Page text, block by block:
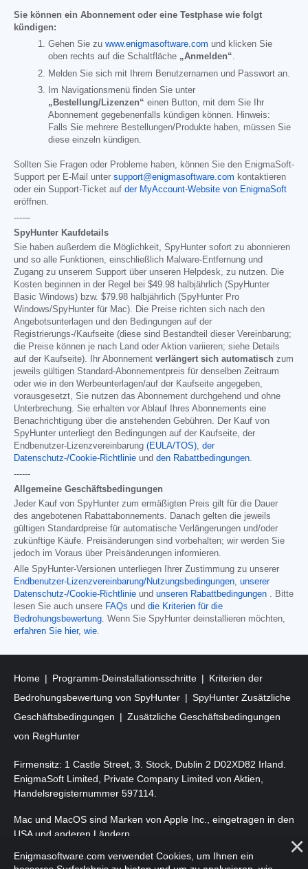
Sie können ein Abonnement oder eine Testphase wie folgt
kündigen:
Gehen Sie zu www.enigmasoftware.com und klicken Sie
oben rechts auf die Schaltfläche „Anmelden“.
Melden Sie sich mit Ihrem Benutzernamen und Passwort an.
Im Navigationsmenü finden Sie unter
„Bestellung/Lizenzen“ einen Button, mit dem Sie Ihr
Abonnement gegebenenfalls kündigen können. Hinweis:
Falls Sie mehrere Bestellungen/Produkte haben, müssen Sie
diese einzeln kündigen.
Sollten Sie Fragen oder Probleme haben, können Sie den EnigmaSoft-
Support per E-Mail unter support@enigmasoftware.com kontaktieren
oder ein Support-Ticket auf der MyAccount-Website von EnigmaSoft
eröffnen.
------
SpyHunter Kaufdetails
Sie haben außerdem die Möglichkeit, SpyHunter sofort zu abonnieren
und so alle Funktionen, einschließlich Malware-Entfernung und
Zugang zu unserem Support über unseren Helpdesk, zu nutzen. Die
Kosten beginnen in der Regel bei $49.98 halbjährlich (SpyHunter
Basic Windows) bzw. $79.98 halbjährlich (SpyHunter Pro
Windows/SpyHunter für Mac). Die Preise richten sich nach den
Angebotsunterlagen und den Bedingungen auf der
Registrierungs-/Kaufseite (diese sind Bestandteil dieser Vereinbarung;
die Preise können je nach Land oder Aktion variieren; siehe Details
auf der Kaufseite). Ihr Abonnement verlängert sich automatisch zum
jeweils gültigen Standard-Abonnementpreis für denselben Zeitraum
oder wie in den Werbeunterlagen/auf der Kaufseite angegeben,
vorausgesetzt, Sie nutzen das Abonnement durchgehend und ohne
Unterbrechung. Sie erhalten vor Ablauf Ihres Abonnements eine
Benachrichtigung über die anstehenden Gebühren. Der Kauf von
SpyHunter unterliegt den Bedingungen auf der Kaufseite, der
Endbenutzer-Lizenzvereinbarung (EULA/TOS), der
Datenschutz-/Cookie-Richtlinie und den Rabattbedingungen.
------
Allgemeine Geschäftsbedingungen
Jeder Kauf von SpyHunter zum ermäßigten Preis gilt für die Dauer
des angebotenen Rabattabonnements. Danach gelten die jeweils
gültigen Standardpreise für automatische Verlängerungen und/oder
zukünftige Käufe. Preisänderungen sind vorbehalten; wir werden Sie
jedoch im Voraus über Preisänderungen informieren.
Alle SpyHunter-Versionen unterliegen Ihrer Zustimmung zu unserer
Endbenutzer-Lizenzvereinbarung/Nutzungsbedingungen, unserer
Datenschutz-/Cookie-Richtlinie und unseren Rabattbedingungen . Bitte
lesen Sie auch unsere FAQs und die Kriterien für die
Bedrohungsbewertung. Wenn Sie SpyHunter deinstallieren möchten,
erfahren Sie hier, wie.
Home Programm-Deinstallationsschritte
Kriterien der
Bedrohungsbewertung von SpyHunter
SpyHunter Zusätzliche
Geschäftsbedingungen
Zusätzliche Geschäftsbedingungen
von RegHunter
Firmensitz: 1 Castle Street, 3. Stock, Dublin 2 D02XD82 Irland.
EnigmaSoft Limited, Private Company Limited von Aktien,
Handelsregisternummer 597114.
Mac und MacOS sind Marken von Apple Inc., eingetragen in den
USA und anderen Ländern.
Copyright 2016-2026. EnigmaSoft Ltd. Alle Rechte vorbehalten.
Enigmasoftware.com verwendet Cookies, um Ihnen ein